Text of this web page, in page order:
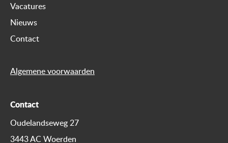
Vacatures
Nieuws
Contact
Algemene voorwaarden
Contact
Oudelandseweg 27
3443 AC Woerden